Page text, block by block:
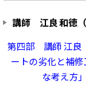
講師 江良 和徳
第四部 講師 江良
ートの劣化と補
な考え方